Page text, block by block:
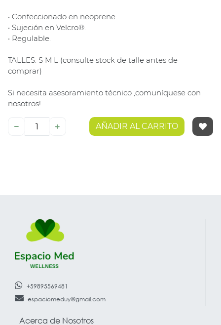
• Confeccionado en neoprene.
• Sujeción en Velcro®.
• Regulable.
TALLES: S M L (consulte stock de talle antes de
comprar)
Si necesita asesoramiento técnico ,comuníquese con
nosotros!
AÑADIR AL CARRITO
+59895569481
espaciomeduy@gmail.com
Acerca de Nosotros